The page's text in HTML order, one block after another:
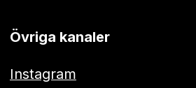
Övriga kanaler
Instagram